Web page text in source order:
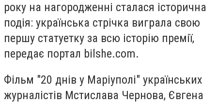
року на нагородженні сталася історична
подія: українська стрічка виграла свою
першу статуетку за всю історію премії,
передає портал bilshe.com.
Фільм "20 днів у Маріуполі" українських
журналістів Мстислава Чернова, Євгена